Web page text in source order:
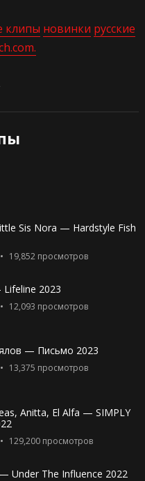
клипы новинки русские
Sis Nora — Hardstyle Fish
19,852просмотров
2023
12,093 просмотров
— Письмо 2023
13,375 просмотров
Anitta, El Alfa — SIMPLY
129,200просмотров
Under The Influence 2022